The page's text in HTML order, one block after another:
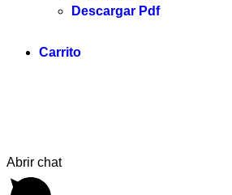
Descargar Pdf
Carrito
Abrir chat